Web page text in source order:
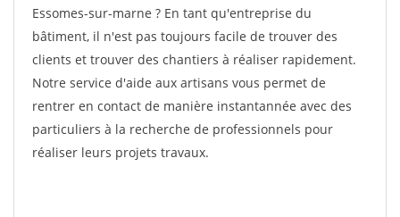
Essomes-sur-marne ? En tant qu'entreprise du
bâtiment, il n'est pas toujours facile de trouver des
clients et trouver des chantiers à réaliser rapidement.
Notre service d'aide aux artisans vous permet de
rentrer en contact de manière instantannée avec des
particuliers à la recherche de professionnels pour
réaliser leurs projets travaux.